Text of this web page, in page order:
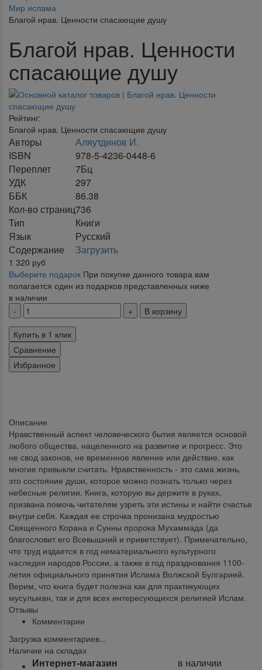
Мир ислама
Благой нрав. Ценности спасающие душу
Благой нрав. Ценности
спасающие душу
Рейтинг:
Благой нрав. Ценности спасающие душу
Авторы
Аляутдинов И.
ISBN
978-5-4236-0448-6
Переплет
7Бц
УДК
297
ББК
86.38
Кол-во страниц736
Тип
Книги
Язык
Русский
Содержание
Загрузить
1 320 руб
Выберите подарок При покупке данного товара вам
полагается один из подарков представленных ниже
в наличии
В корзину
Купить в 1 клик
Сравнение
Избранное
Описание
Нравственный аспект человеческого бытия является основой
любого общества, нацеленного на развитие и прогресс. Это
не свод законов, не временное явление или действие, как
многие привыкли считать. Нравственность - это сама жизнь,
это состояние души, которое можно познать только через
небесные религии. Книга, которую вы держите в руках,
призвана помочь читателям узреть эти истины и найти счастье
внутри себя. Каждая ее строчка пронизана мудростью
Священного Корана и Сунны пророка Мухаммада (да
благословит его Всевышний и приветствует). Примечательно,
что труд издается в год нематериального культурного
наследия народов России, а также в год празднования 1100-
летия официального принятия Ислама Волжской Булгарией.
Верим, что книга будет полезна как для практикующих
мусульман, так и для всех интересующихся религией Ислам.
Отзывы
Комментарии
Загрузка комментариев...
Наличие на складах
Интернет-магазин в наличии